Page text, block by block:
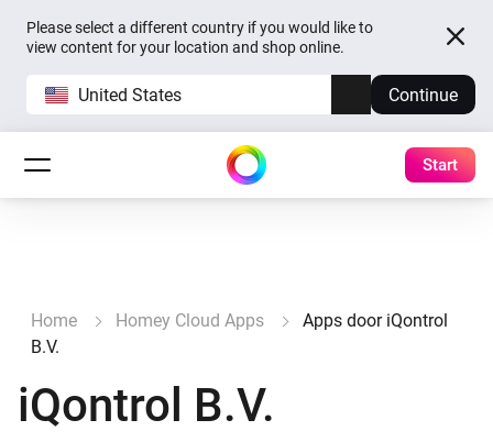
Please select a different country if you would like to
view content for your location and shop online.
United States Continue
Start
Home Homey Cloud Apps
Apps door iQontrol
B.V.
iQontrol B.V.